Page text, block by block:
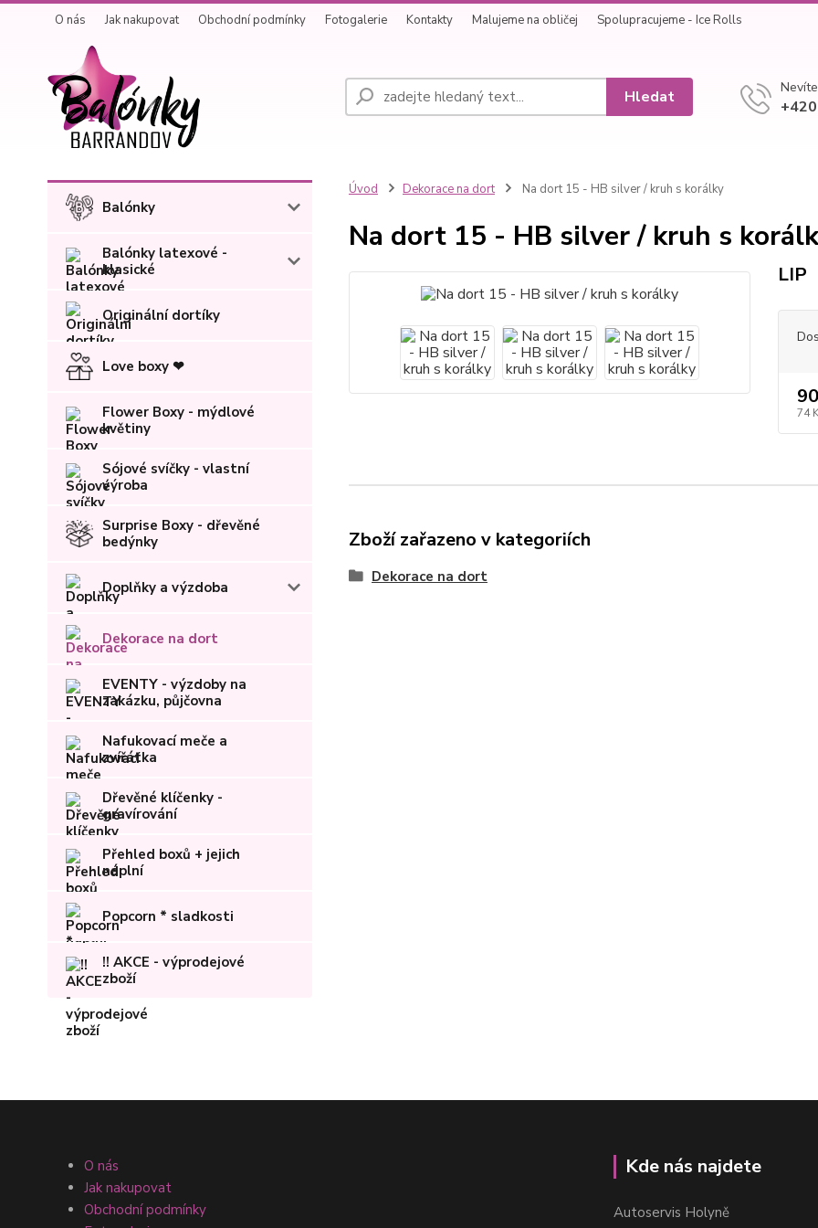
O nás Jak nakupovat Obchodní podmínky Fotogalerie Kontakty Malujeme na obličej Spolupracujeme - Ice Rolls
Hledat
Balónky
Balónky latexové -
klasické
Originální dortíky
Love boxy ❤
Flower Boxy - mýdlové
květiny
Sójové svíčky - vlastní
výroba
Surprise Boxy - dřevěné
bedýnky
Doplňky a výzdoba
Dekorace na dort
EVENTY - výzdoby na
zakázku, půjčovna
Nafukovací meče a
zvířátka
Dřevěné klíčenky -
gravírování
Přehled boxů + jejich
náplní
Popcorn * sladkosti
!! AKCE - výprodejové
zboží
Úvod Dekorace na dort Na dort 15 - HB silver / kruh s korálky
Na dort 15 - HB silver / kruh s
LIP
74
Zboží zařazeno v kategoriích
Dekorace na dort
O nás
Jak nakupovat
Obchodní podmínky
Kde nás najdete
Autoservis Holyně